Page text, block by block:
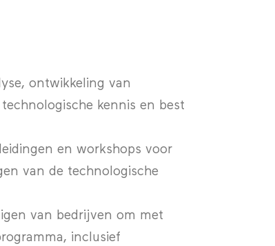
ontwikkeling van
kennis en best
en workshops voor
van de technologische
van bedrijven om met
inclusief